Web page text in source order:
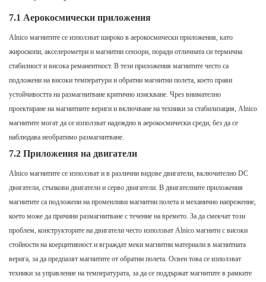
7.1 Аерокосмически приложения
Alnico магнитите се използват широко в аерокосмически приложения, като
жироскопи, акселерометри и магнитни сензори, поради отличната си термична
стабилност и висока реманентност. В тези приложения магнитите често са
подложени на високи температури и обратни магнитни полета, което прави
устойчивостта на размагнитване критично изискване. Чрез внимателно
проектиране на магнитните вериги и включване на техники за стабилизация, Alnico
магнитите могат да се използват надеждно в аерокосмически среди, без да се
наблюдава необратимо размагнитване.
7.2 Приложения на двигатели
Alnico магнитите се използват и в различни видове двигатели, включително DC
двигатели, стъпкови двигатели и серво двигатели. В двигателните приложения
магнитите са подложени на променливи магнитни полета и механично напрежение,
което може да причини размагнитване с течение на времето. За да смекчат този
проблем, конструкторите на двигатели често използват Alnico магнити с високи
стойности на коерцитивност и вграждат меки магнитни материали в магнитната
верига, за да предпазят магнитите от обратни полета. Освен това се използват
техники за управление на температурата, за да се поддържат магнитите в рамките